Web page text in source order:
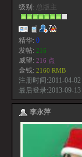
级别: 总版主
精华: 0
发帖: 216
威望: 216 点
金钱: 2160 RMB
注册时间:2011-04-02
最后登录:2013-09-13
李永萍